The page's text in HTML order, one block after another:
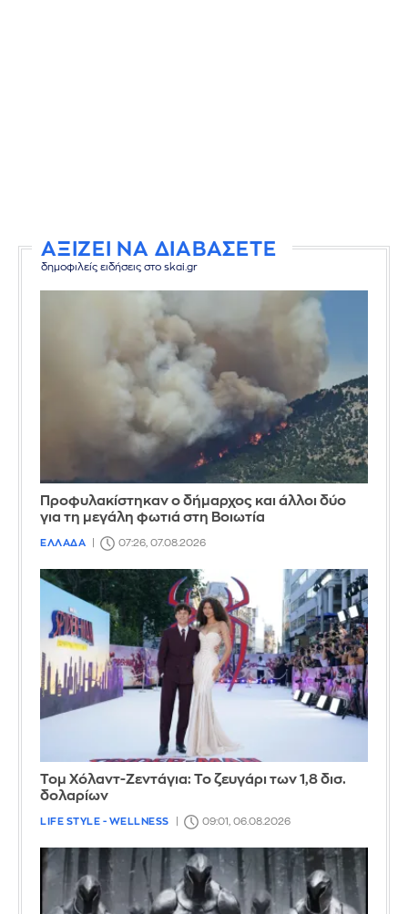
ΑΞΙΖΕΙ ΝΑ ΔΙΑΒΑΣΕΤΕ
δημοφιλείς ειδήσεις στο skai.gr
Προφυλακίστηκαν ο δήμαρχος και άλλοι δύο
για τη μεγάλη φωτιά στη Βοιωτία
ΕΛΛΑΔΑ 07:26, 07.08.2026
Τομ Χόλαντ-Ζεντάγια: Το ζευγάρι των 1,8 δισ.
δολαρίων
LIFE STYLE - WELLNESS 09:01, 06.08.2026